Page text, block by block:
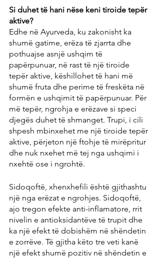
Si duhet të hani nëse keni tiroide tepër
aktive?
Edhe në Ayurveda, ku zakonisht ka
shumë gatime, erëza të zjarrta dhe
pothuajse asnjë ushqim të
papërpunuar, në rast të një tiroide
tepër aktive, këshillohet të hani më
shumë fruta dhe perime të freskëta në
formën e ushqimit të papërpunuar. Për
më tepër, ngrohja e erëzave si speci
djegës duhet të shmanget. Trupi, i cili
shpesh mbinxehet me një tiroide tepër
aktive, përjeton një ftohje të mirëpritur
dhe nuk nxehet më tej nga ushqimi i
nxehtë ose i ngrohtë.
Sidoqoftë, xhenxhefili është gjithashtu
një nga erëzat e ngrohjes. Sidoqoftë,
ajo tregon efekte anti-inflamatore, rrit
nivelin e antioksidantëve të trupit dhe
ka një efekt të dobishëm në shëndetin
e zorrëve. Të gjitha këto tre veti kanë
një efekt shumë pozitiv në shëndetin e